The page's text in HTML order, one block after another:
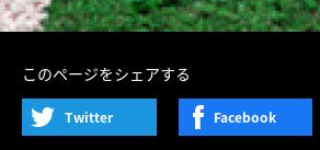
このページをシェアする
Twitter Facebook